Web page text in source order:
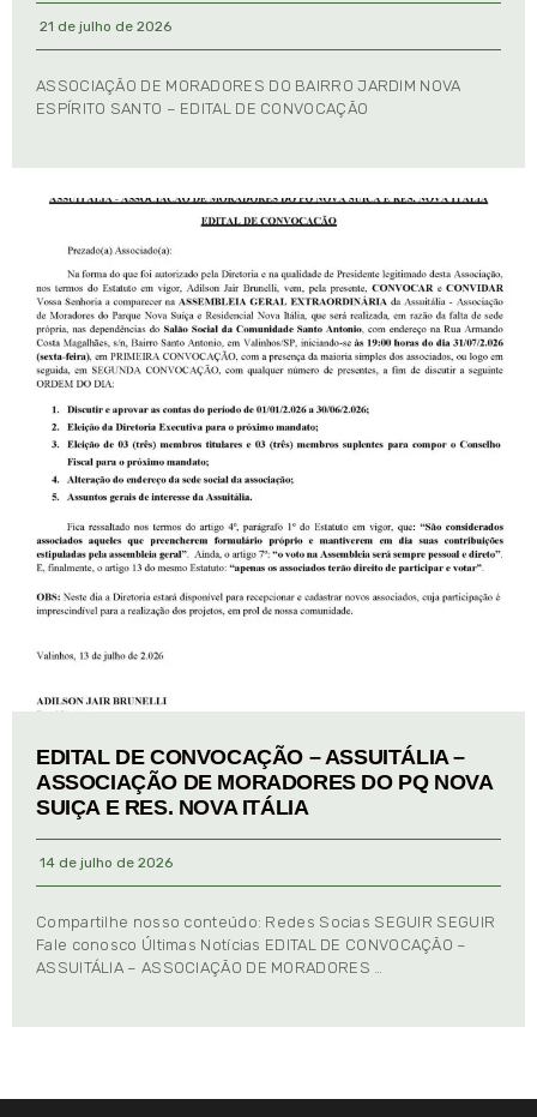
21 de julho de 2026
ASSOCIAÇÃO DE MORADORES DO BAIRRO JARDIM NOVA
ESPÍRITO SANTO – EDITAL DE CONVOCAÇÃO
EDITAL DE CONVOCAÇÃO – ASSUITÁLIA –
ASSOCIAÇÃO DE MORADORES DO PQ NOVA
SUIÇA E RES. NOVA ITÁLIA
14 de julho de 2026
Compartilhe nosso conteúdo: Redes Socias SEGUIR SEGUIR
Fale conosco Últimas Notícias EDITAL DE CONVOCAÇÃO –
ASSUITÁLIA – ASSOCIAÇÃO DE MORADORES …